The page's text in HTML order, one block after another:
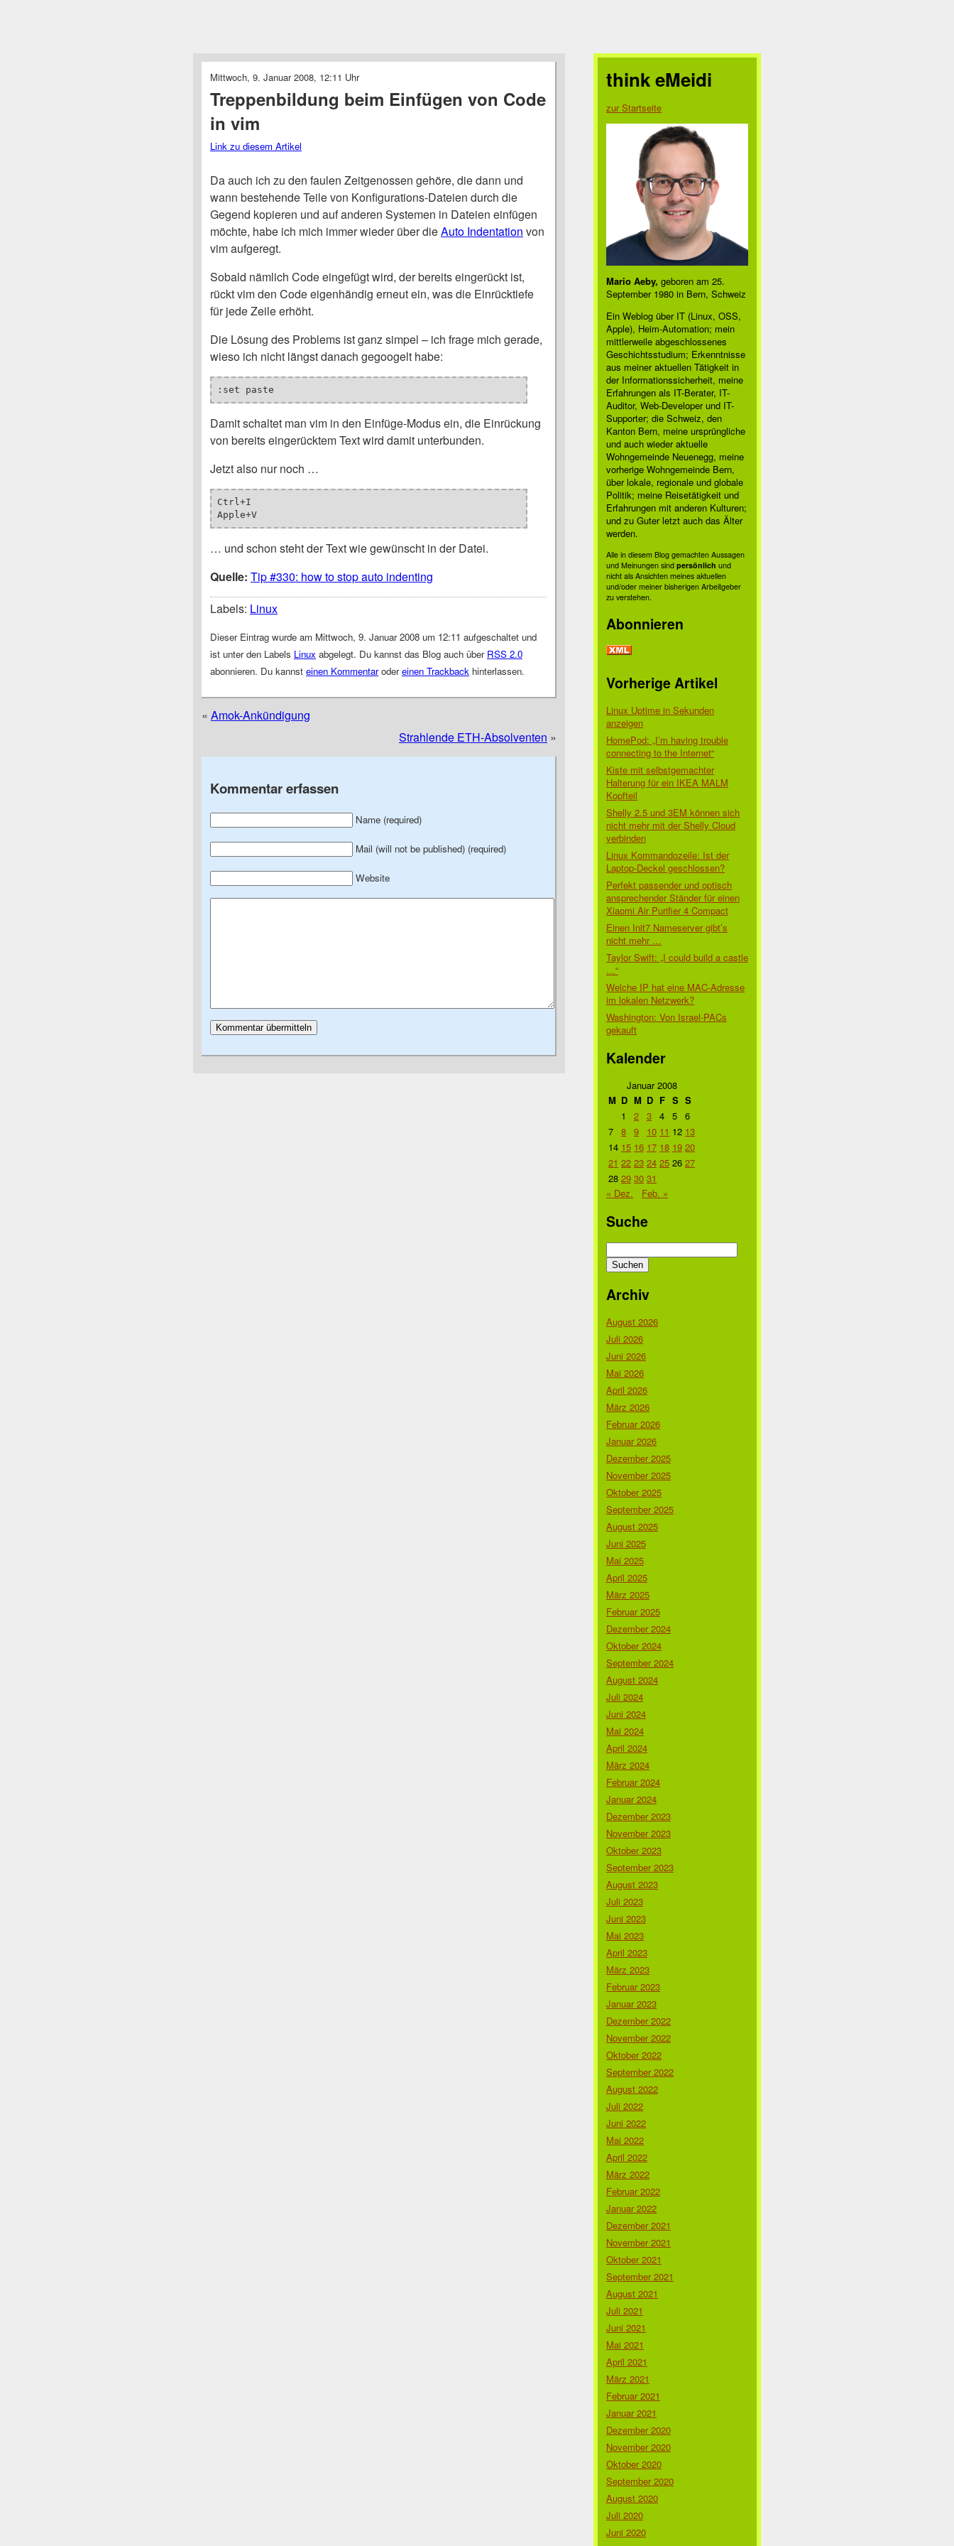
Mittwoch, 9. Januar 2008, 12:11 Uhr
Treppenbildung beim Einfügen von Code
in vim
Link zu diesem Artikel
Da auch ich zu den faulen Zeitgenossen gehöre, die dann und
wann bestehende Teile von Konfigurations-Dateien durch die
Gegend kopieren und auf anderen Systemen in Dateien einfügen
möchte, habe ich mich immer wieder über dieAuto Indentation von
vim aufgeregt.
Sobald nämlich Code eingefügt wird, der bereits eingerückt ist,
rückt vim den Code eigenhändig erneut ein, was die Einrücktiefe
für jede Zeile erhöht.
Die Lösung des Problems ist ganz simpel – ich frage mich gerade,
wieso ich nicht längst danach gegoogelt habe:
:set paste
Damit schaltet man vim in den Einfüge-Modus ein, die Einrückung
von bereits eingerücktem Text wird damit unterbunden.
Jetzt also nur noch …
Ctrl+I
Apple+V
… und schon steht der Text wie gewünscht in der Datei.
Quelle: Tip #330: how to stop auto indenting
Labels: Linux
Dieser Eintrag wurde am Mittwoch, 9. Januar 2008 um 12:11 aufgeschaltet und
ist unter den Labels Linux abgelegt. Du kannst das Blog auch über RSS 2.0
abonnieren. Du kannst einen Kommentarodereinen Trackback hinterlassen.
« Amok-Ankündigung
Strahlende ETH-Absolventen »
Kommentar erfassen
Name (required)
Mail (will not be published) (required)
Website
think eMeidi
zur Startseite
Mario Aeby, geboren am 25.
September 1980 in Bern, Schweiz
Ein Weblog über IT (Linux, OSS,
Apple), Heim-Automation; mein
mittlerweile abgeschlossenes
Geschichtsstudium; Erkenntnisse
aus meiner aktuellen Tätigkeit in
der Informationssicherheit, meine
Erfahrungen als IT-Berater, IT-
Auditor, Web-Developer und IT-
Supporter; die Schweiz, den
Kanton Bern, meine ursprüngliche
und auch wieder aktuelle
Wohngemeinde Neuenegg, meine
vorherige Wohngemeinde Bern,
über lokale, regionale und globale
Politik; meine Reisetätigkeit und
Erfahrungen mit anderen Kulturen;
und zu Guter letzt auch das Älter
werden.
Alle in diesem Blog gemachten Aussagen
und Meinungen sind persönlich und
nicht als Ansichten meines aktuellen
und/oder meiner bisherigen Arbeitgeber
zu verstehen.
Abonnieren
Vorherige Artikel
Linux Uptime in Sekunden
anzeigen
HomePod: „I’m having trouble
connecting to the Internet“
Kiste mit selbstgemachter
Halterung für ein IKEA MALM
Kopfteil
Shelly 2.5 und 3EM können sich
nicht mehr mit der Shelly Cloud
verbinden
Linux Kommandozeile: Ist der
Laptop-Deckel geschlossen?
Perfekt passender und optisch
ansprechender Ständer für einen
Xiaomi Air Purifier 4 Compact
Einen Init7 Nameserver gibt’s
nicht mehr …
Taylor Swift: „I could build a castle
…“
Welche IP hat eine MAC-Adresse
im lokalen Netzwerk?
Washington: Von Israel-PACs
gekauft
Kalender
Januar 2008
M D M D F S S
1
2 3 4 5 6
7 8 9 10 11 12 13
14 15 16 17 18 19 20
21 22 23 24 25 26 27
28 29 30 31
« Dez.
Feb. »
Suche
nach:
Archiv
August 2026
Juli 2026
Juni 2026
Mai 2026
April 2026
März 2026
Februar 2026
Januar 2026
Dezember 2025
November 2025
Oktober 2025
September 2025
August 2025
Juni 2025
Mai 2025
April 2025
März 2025
Februar 2025
Dezember 2024
Oktober 2024
September 2024
August 2024
Juli 2024
Juni 2024
Mai 2024
April 2024
März 2024
Februar 2024
Januar 2024
Dezember 2023
November 2023
Oktober 2023
September 2023
August 2023
Juli 2023
Juni 2023
Mai 2023
April 2023
März 2023
Februar 2023
Januar 2023
Dezember 2022
November 2022
Oktober 2022
September 2022
August 2022
Juli 2022
Juni 2022
Mai 2022
April 2022
März 2022
Februar 2022
Januar 2022
Dezember 2021
November 2021
Oktober 2021
September 2021
August 2021
Juli 2021
Juni 2021
Mai 2021
April 2021
März 2021
Februar 2021
Januar 2021
Dezember 2020
November 2020
Oktober 2020
September 2020
August 2020
Juli 2020
Juni 2020